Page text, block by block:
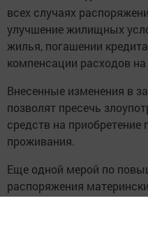
всех случаях
улучшение жилищных
жилья, погашении
компенсации расходов
Внесенные изменения в
позволят пресечь
средств на приобретение
проживания.
Еще одной мерой по
распоряжения